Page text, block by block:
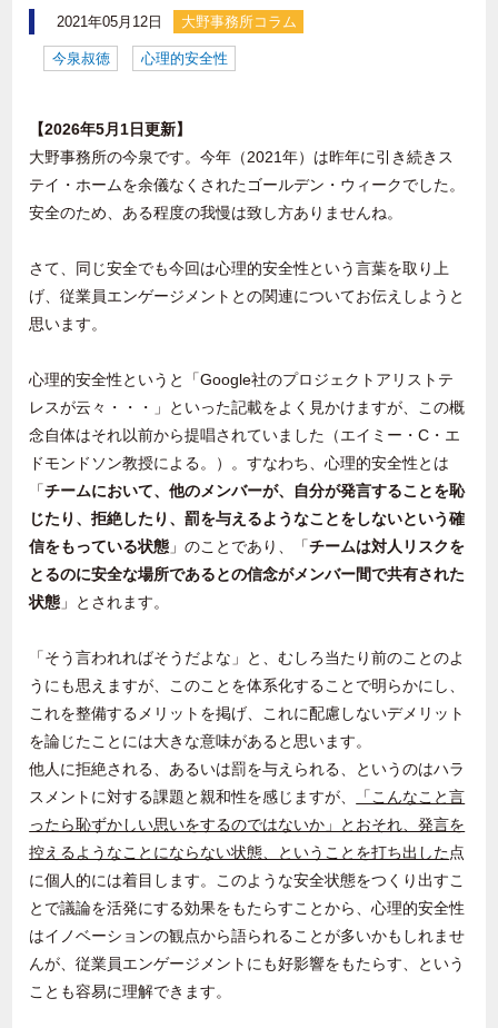
2021年05月12日 大野事務所コラム
今泉叔徳 心理的安全性
【2026年5月1日更新】
大野事務所の今泉です。今年（2021年）は昨年に引き続きス
テイ・ホームを余儀なくされたゴールデン・ウィークでした。
安全のため、ある程度の我慢は致し方ありませんね。
さて、同じ安全でも今回は心理的安全性という言葉を取り上
げ、従業員エンゲージメントとの関連についてお伝えしようと
思います。
心理的安全性というと「Google社のプロジェクトアリストテ
レスが云々・・・」といった記載をよく見かけますが、この概
念自体はそれ以前から提唱されていました（エイミー・C ・エ
ドモンドソン教授による。）。すなわち、心理的安全性とは
「チームにおいて、他のメンバーが、自分が発言することを恥
じたり、拒絶したり、罰を与えるようなことをしないという確
信をもっている状態 」のことであり、「チームは対人リスクを
とるのに安全な場所であるとの信念がメンバー間で共有された
状態 」とされます。
「そう言われればそうだよな」と、むしろ当たり前のことのよ
うにも思えますが、このことを体系化することで明らかにし、
これを整備するメリットを掲げ、これに配慮しないデメリット
を論じたことには大きな意味があると思います。
他人に拒絶される、あるいは罰を与えられる、というのはハラ
スメントに対する課題と親和性を感じますが、
「こんなこと言
ったら恥ずかしい思いをするのではないか」とおそれ、発言を
控えるようなことにならない状態、ということを打ち出した点
に個人的には着目します。このような安全状態をつくり出すこ
とで議論を活発にする効果をもたらすことから、心理的安全性
はイノベーションの観点から語られることが多いかもしれませ
んが、従業員エンゲージメントにも好影響をもたらす、という
ことも容易に理解できます。